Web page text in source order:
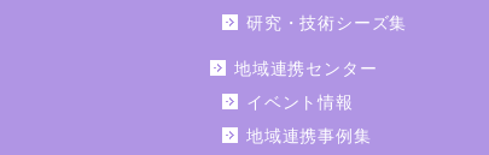
研究・技術シーズ集
地域連携センター
イベント情報
地域連携事例集